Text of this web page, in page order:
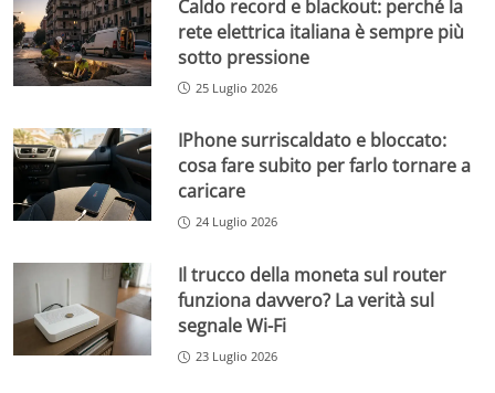
Caldo record e blackout: perché la
rete elettrica italiana è sempre più
sotto pressione
25 Luglio 2026
IPhone surriscaldato e bloccato:
cosa fare subito per farlo tornare a
caricare
24 Luglio 2026
Il trucco della moneta sul router
funziona davvero? La verità sul
segnale Wi-Fi
23 Luglio 2026